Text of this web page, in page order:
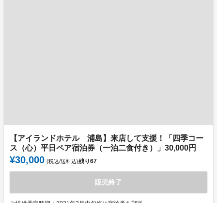
【アイランドホテル 浦島】来店して支援！「四季コー
ス（心）平日ペア宿泊券（一泊二食付き）」30,000円
¥30,000 (税込/送料込)残り67
販売終了